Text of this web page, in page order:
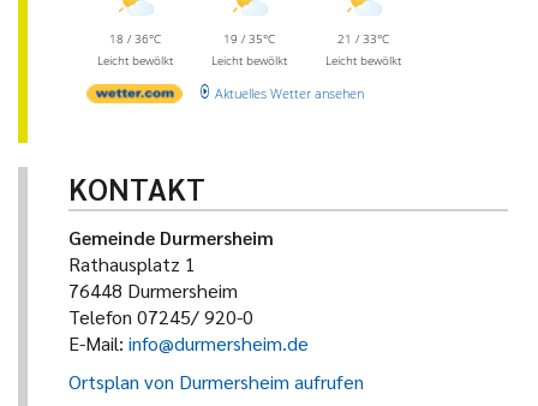
18 / 36°C
Leicht bewölkt
19 / 35°C
Leicht bewölkt
21 / 33°C
Leicht bewölkt
Aktuelles Wetter ansehen
KONTAKT
Gemeinde Durmersheim
Rathausplatz 1
76448 Durmersheim
Telefon 07245/ 920-0
E-Mail: info@durmersheim.de
Ortsplan von Durmersheim aufrufen